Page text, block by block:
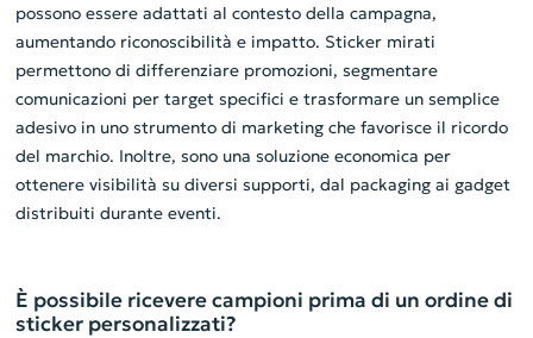
possono essere adattati al contesto della campagna,
aumentando riconoscibilità e impatto. Sticker mirati
permettono di differenziare promozioni, segmentare
comunicazioni per target specifici e trasformare un semplice
adesivo in uno strumento di marketing che favorisce il ricordo
del marchio. Inoltre, sono una soluzione economica per
ottenere visibilità su diversi supporti, dal packaging ai gadget
distribuiti durante eventi.
È possibile ricevere campioni prima di un ordine di
sticker personalizzati?